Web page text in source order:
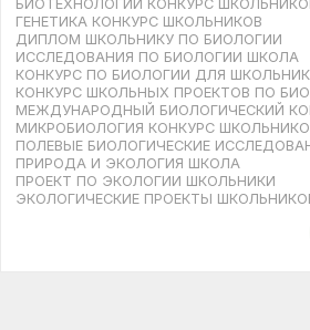
БИОТЕХНОЛОГИИ КОНКУРС
ГЕНЕТИКА КОНКУРС ШКОЛЬНИКОВ
ДИПЛОМ ШКОЛЬНИКУ ПО БИОЛОГИИ
ИССЛЕДОВАНИЯ ПО БИОЛОГИИ ШКОЛА
КОНКУРС ПО БИОЛОГИИ ДЛЯ
КОНКУРС ШКОЛЬНЫХ ПРОЕКТОВ ПО
МЕЖДУНАРОДНЫЙ БИОЛОГИЧЕСКИЙ
МИКРОБИОЛОГИЯ КОНКУРС
ПОЛЕВЫЕ БИОЛОГИЧЕСКИЕ
ПРИРОДА И ЭКОЛОГИЯ ШКОЛА
ПРОЕКТ ПО ЭКОЛОГИИ ШКОЛЬНИКИ
ЭКОЛОГИЧЕСКИЕ ПРОЕКТЫ